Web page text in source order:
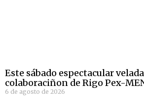
Este sábado espectacular
colaboraciñon de Rigo Pex-
6 de agosto de 2026